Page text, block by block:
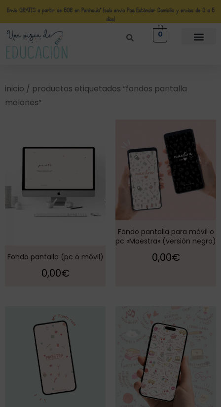
Envío GRATIS a partir de 50€ en Península* (solo envio Paq Estándar Domicilio y envíos de 3 a 5
días)
0
inicio / productos etiquetados “fondos pantalla
molones”
Fondo pantalla (pc o móvil)
0,00€
Fondo pantalla para móvil o
pc «Maestra» (versión negro)
0,00€